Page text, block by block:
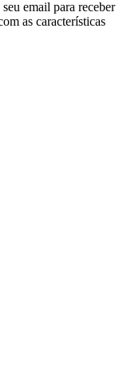
email para receber
as características